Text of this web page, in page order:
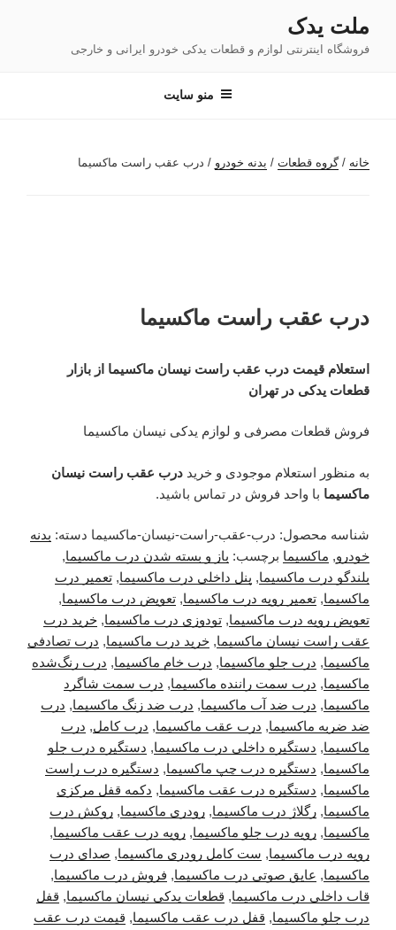
محتوا
ملت یدک
فروشگاه اینترنتی لوازم و قطعات یدکی خودرو ایرانی و خارجی
منو سایت
خانه /گروه قطعات / بدنه خودرو / درب عقب راست ماکسیما
درب عقب راست ماکسیما
استعلام قیمت درب عقب راست نیسان ماکسیما از بازار
قطعات یدکی در تهران
فروش قطعات مصرفی و لوازم یدکی نیسان ماکسیما
به منظور استعلام موجودی و خرید درب عقب راست نیسان
ماکسیما با واحد فروش در تماس باشید.
شناسه محصول: درب-عقب-راست-نیسان-ماکسیما دسته: بدنه
خودرو, ماکسیما برچسب: باز و بسته شدن درب ماکسیما,
بلندگو درب ماکسیما, پنل داخلی درب ماکسیما, تعمیر درب
ماکسیما, تعمیر رویه درب ماکسیما, تعویض درب ماکسیما,
تعویض رویه درب ماکسیما, تودوزی درب ماکسیما, خرید درب
عقب راست نیسان ماکسیما, خرید درب ماکسیما, درب تصادفی
ماکسیما, درب جلو ماکسیما, درب خام ماکسیما, درب رنگ‌شده
ماکسیما, درب سمت راننده ماکسیما, درب سمت شاگرد
ماکسیما, درب ضد آب ماکسیما, درب ضد زنگ ماکسیما, درب
ضد ضربه ماکسیما, درب عقب ماکسیما, درب کامل, درب
ماکسیما, دستگیره داخلی درب ماکسیما, دستگیره درب جلو
ماکسیما, دستگیره درب چپ ماکسیما, دستگیره درب راست
ماکسیما, دستگیره درب عقب ماکسیما, دکمه قفل مرکزی
ماکسیما, رگلاژ درب ماکسیما, رودری ماکسیما, روکش درب
ماکسیما, رویه درب جلو ماکسیما, رویه درب عقب ماکسیما,
رویه درب ماکسیما, ست کامل رودری ماکسیما, صدای درب
ماکسیما, عایق صوتی درب ماکسیما, فروش درب ماکسیما,
قاب داخلی درب ماکسیما, قطعات یدکی نیسان ماکسیما, قفل
درب جلو ماکسیما, قفل درب عقب ماکسیما, قیمت درب عقب